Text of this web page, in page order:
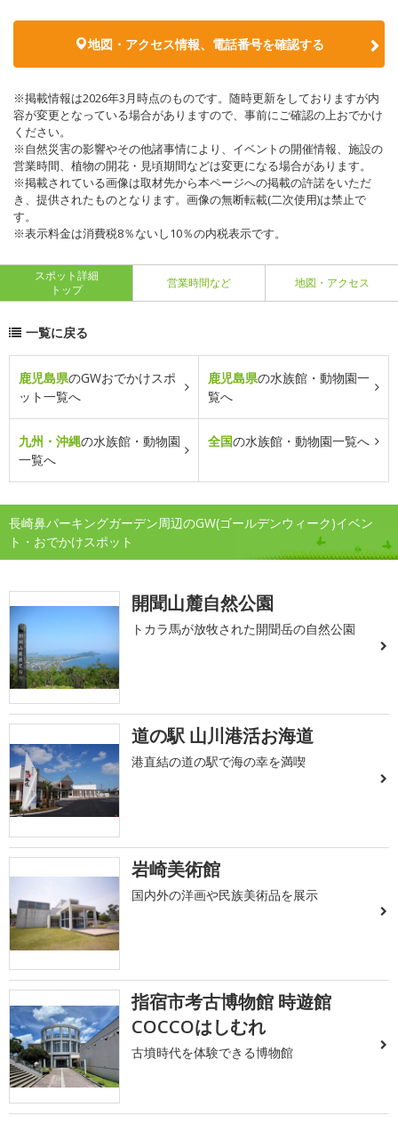
地図・アクセス情報、電話番号を確認する
※掲載情報は2026年3月時点のものです。随時更新をしておりますが内
容が変更となっている場合がありますので、事前にご確認の上おでかけ
ください。
※自然災害の影響やその他諸事情により、イベントの開催情報、施設の
営業時間、植物の開花・見頃期間などは変更になる場合があります。
※掲載されている画像は取材先から本ページへの掲載の許諾をいただ
き、提供されたものとなります。画像の無断転載(二次使用)は禁止で
す。
※表示料金は消費税8％ないし10％の内税表示です。
スポット詳細
トップ
営業時間など 地図・アクセス
一覧に戻る
鹿児島県のGWおでかけスポ
ット一覧へ
鹿児島県の水族館・動物園一
覧へ
九州・沖縄の水族館・動物園
一覧へ
全国の水族館・動物園一覧へ
長崎鼻パーキングガーデン周辺のGW(ゴールデンウィーク)イベン
ト・おでかけスポット
開聞山麓自然公園
トカラ馬が放牧された開聞岳の自然公園
道の駅 山川港活お海道
港直結の道の駅で海の幸を満喫
岩崎美術館
国内外の洋画や民族美術品を展示
指宿市考古博物館 時遊館
COCCOはしむれ
古墳時代を体験できる博物館